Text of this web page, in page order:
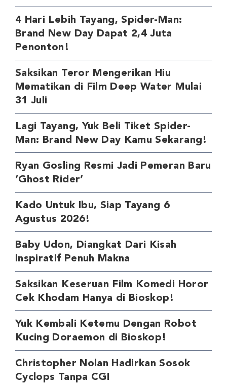
4 Hari Lebih Tayang, Spider-Man:
Brand New Day Dapat 2,4 Juta
Penonton!
Saksikan Teror Mengerikan Hiu
Mematikan di Film Deep Water Mulai
31 Juli
Lagi Tayang, Yuk Beli Tiket Spider-
Man: Brand New Day Kamu Sekarang!
Ryan Gosling Resmi Jadi Pemeran Baru
‘Ghost Rider’
Kado Untuk Ibu, Siap Tayang 6
Agustus 2026!
Baby Udon, Diangkat Dari Kisah
Inspiratif Penuh Makna
Saksikan Keseruan Film Komedi Horor
Cek Khodam Hanya di Bioskop!
Yuk Kembali Ketemu Dengan Robot
Kucing Doraemon di Bioskop!
Christopher Nolan Hadirkan Sosok
Cyclops Tanpa CGI